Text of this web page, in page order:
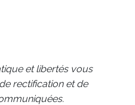
et libertés vous
rectification et de